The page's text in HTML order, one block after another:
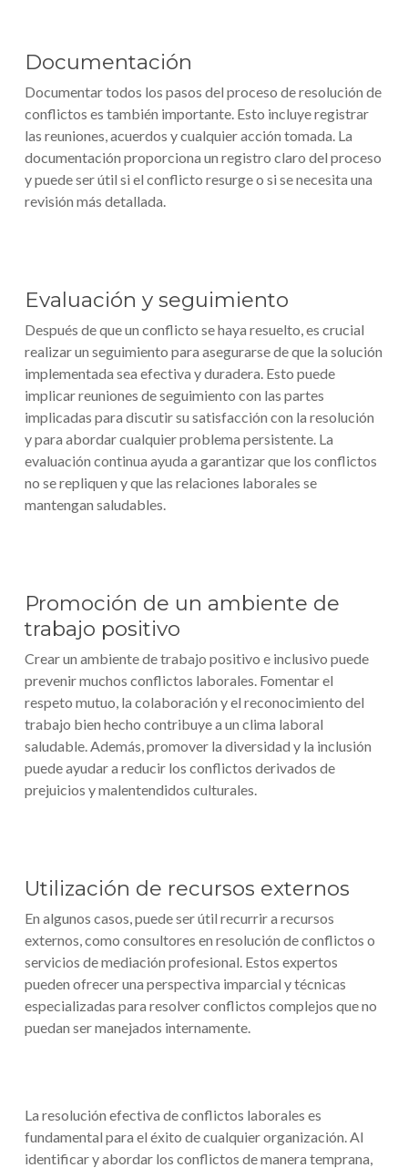
Documentación
Documentar todos los pasos del proceso de resolución de
conflictos es también importante. Esto incluye registrar
las reuniones, acuerdos y cualquier acción tomada. La
documentación proporciona un registro claro del proceso
y puede ser útil si el conflicto resurge o si se necesita una
revisión más detallada.
Evaluación y seguimiento
Después de que un conflicto se haya resuelto, es crucial
realizar un seguimiento para asegurarse de que la solución
implementada sea efectiva y duradera. Esto puede
implicar reuniones de seguimiento con las partes
implicadas para discutir su satisfacción con la resolución
y para abordar cualquier problema persistente. La
evaluación continua ayuda a garantizar que los conflictos
no se repliquen y que las relaciones laborales se
mantengan saludables.
Promoción de un ambiente de
trabajo positivo
Crear un ambiente de trabajo positivo e inclusivo puede
prevenir muchos conflictos laborales. Fomentar el
respeto mutuo, la colaboración y el reconocimiento del
trabajo bien hecho contribuye a un clima laboral
saludable. Además, promover la diversidad y la inclusión
puede ayudar a reducir los conflictos derivados de
prejuicios y malentendidos culturales.
Utilización de recursos externos
En algunos casos, puede ser útil recurrir a recursos
externos, como consultores en resolución de conflictos o
servicios de mediación profesional. Estos expertos
pueden ofrecer una perspectiva imparcial y técnicas
especializadas para resolver conflictos complejos que no
puedan ser manejados internamente.
La resolución efectiva de conflictos laborales es
fundamental para el éxito de cualquier organización. Al
identificar y abordar los conflictos de manera temprana,